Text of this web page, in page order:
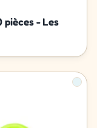
pièces - Les